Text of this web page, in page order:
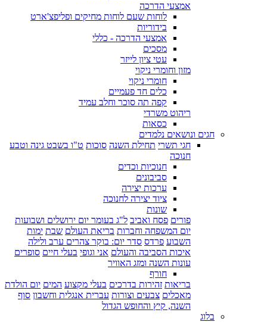
אמצעי הדרכה
לוחות שעם לוחות מחיקים ופליפצ'ארט
בידוריות
אמצעי הדרכה - כללי
מסכים
עטי ציון לייזר
מזון וחומרי ניקוי
חומרי ניקוי
כלים חד פעמיים
קפה תה סוכר וחלב עמיד
ריהוט משרדי
כסאות
חגים ונושאים נלמדים
חגי תשרי תחילת השנה סוכות ט"ו בשבט גינה וטבע
חנוכה
חנוכיות וכדים
סביבונים
ערכות יצירה
ציוד יצירה לחנוכה
שונות
פורים פסח ואביב ל"ג בעומר יום ירושלים ושבועות
יום המשפחה וחברות בריאת העולם שבת ימות
השבוע פרדס סדר יום: בוקר צהרים ערב ולילה
איכות הסביבה והעולם אני וגופי בעלי חיים סופרים
עונות השנה ומזג האוויר
חורף
בריאות זהירות בדרכים בעלי מקצוע המים יום הולדת
מאכלים צבעים וצורות עברית אנגלית וחשבון סוף
השנה, קיץ והחופש הגדול
בלוג